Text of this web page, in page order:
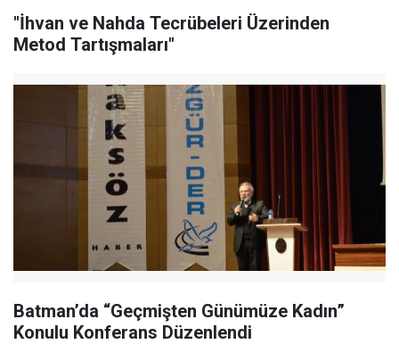
"İhvan ve Nahda Tecrübeleri Üzerinden
Metod Tartışmaları"
Batman’da “Geçmişten Günümüze Kadın”
Konulu Konferans Düzenlendi